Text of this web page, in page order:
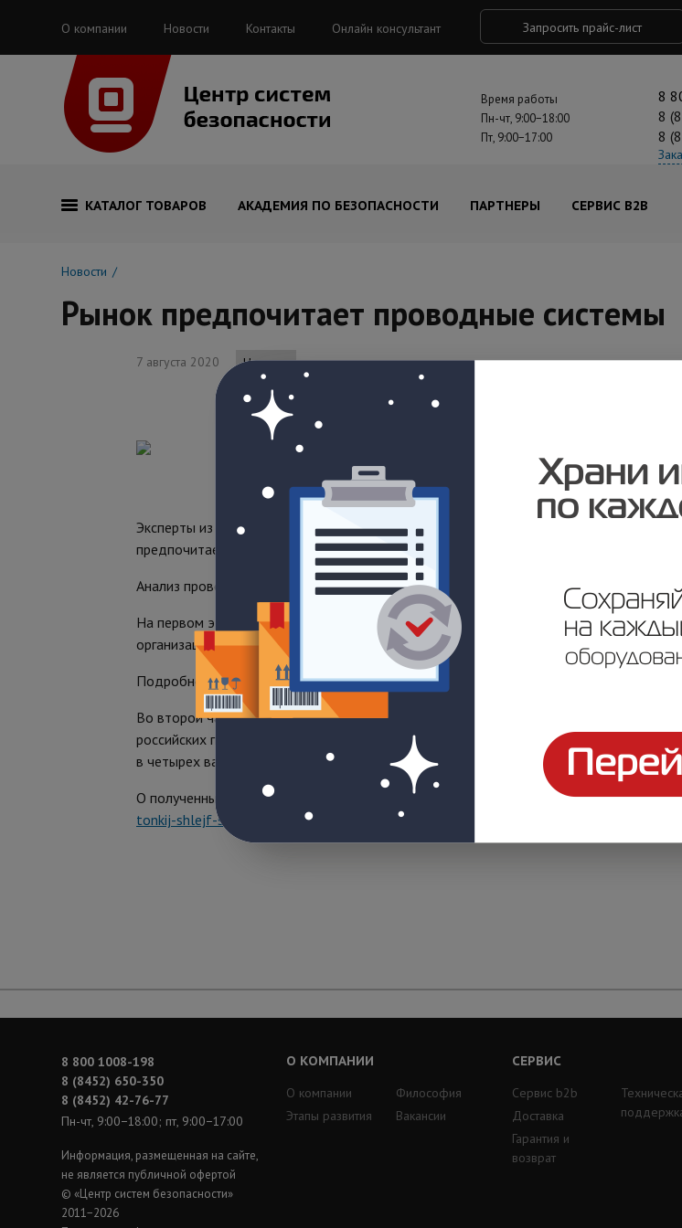
О компании Новости Контакты Онлайн консультант Запросить прайс-лист
Время работы
Пн-чт, 9:00−18:00
Пт, 9:00−17:00
8
8
8
КАТАЛОГ ТОВАРОВ АКАДЕМИЯ ПО БЕЗОПАСНОСТИ ПАРТНЕРЫ СЕРВИС B2B
Новости
Рынок предпочитает проводные системы
7 августа 2020 Новости
Эксперты из информационно-аналитического журнала «RUБЕЖ» провели
предпочитает проводные системы пожарной сигнализации радиоканальным.
Анализ проводился в два этапа.
На первом этапе на предмет предпочтений при выборе типа противопожарной
организаций из 40 регионов России
Подробнее с ответами респондентов можно ознакомиться здесь:
https://ru-
Во второй части было проведено стоимостное сравнение радиоканальных,
российских производителей для трех типов объектов – многоквартирного жилого
в четырех вариантах в зависимости от предполагаемого срока службы элементов
О полученных данных и выводах стоимостного исследования читайте в статье
tonkij-shlejf-statistiki
8 800 1008-198
8 (8452) 650-350
8 (8452) 42-76-77
Пн-чт, 9:00−18:00; пт, 9:00−17:00
Информация, размещенная на сайте,
не является публичной офертой
© «Центр систем безопасности»
2011−2026
О КОМПАНИИ
О компании
Этапы развития
Философия
Вакансии
СЕРВИС
Сервис b2b
Доставка
Гарантия и
возврат